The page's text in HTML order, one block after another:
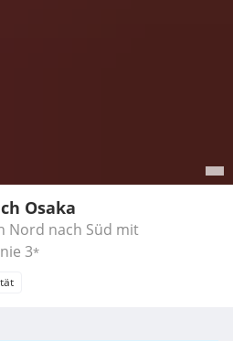
Osaka
Nord nach Süd mit
3*